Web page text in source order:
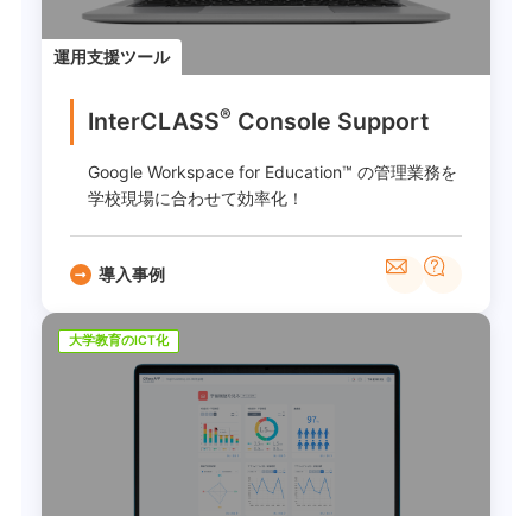
運用支援ツール
InterCLASS® ︎ Console Support
Google Workspace for Education™ の管理業務を
学校現場に合わせて効率化！
導入事例
大学教育のICT化